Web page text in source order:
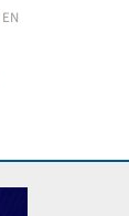
EN